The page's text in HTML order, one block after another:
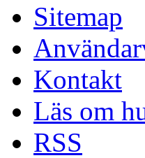
Sitemap
Kontakt
Läs om
RSS